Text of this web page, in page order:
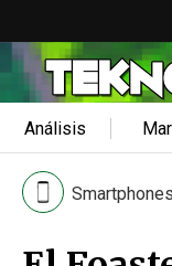
Análisis
Smartphones